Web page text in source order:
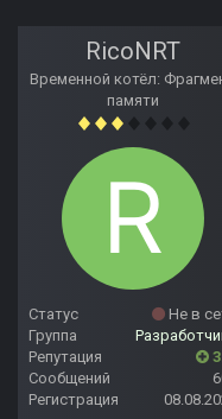
RicoNRT
Временной котёл:
памяти
Статус
Не в
Группа
Репутация
Сообщений
Регистрация